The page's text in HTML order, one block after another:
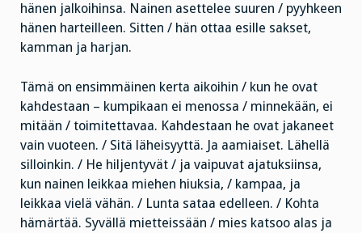
hänen jalkoihinsa. Nainen asettelee suuren / pyyhkeen
hänen harteilleen. Sitten / hän ottaa esille sakset,
kamman ja harjan.
Tämä on ensimmäinen kerta aikoihin / kun he ovat
kahdestaan – kumpikaan ei menossa / minnekään, ei
mitään / toimitettavaa. Kahdestaan he ovat jakaneet
vain vuoteen. / Sitä läheisyyttä. Ja aamiaiset. Lähellä
silloinkin. / He hiljentyvät / ja vaipuvat ajatuksiinsa,
kun nainen leikkaa miehen hiuksia, / kampaa, ja
leikkaa vielä vähän. / Lunta sataa edelleen. / Kohta
hämärtää. Syvällä mietteissään / mies katsoo alas ja